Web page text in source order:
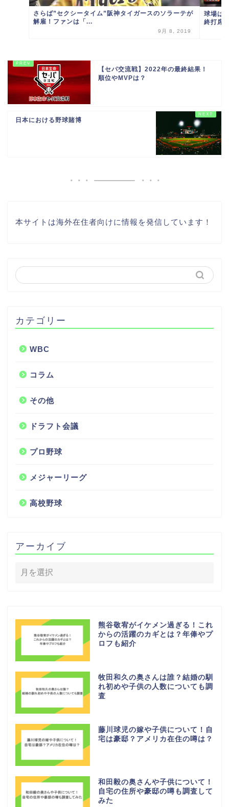
さらば”セクシータイム”阪神タイガースのソラーテが
解雇！ファンは「...
9月 8, 2019
球場は
終打席
【セパ交流戦】2022年の最終結果！
順位やMVPは？
日本における野球賭博
本サイトは海外在住者向けに情報を発信しています！
カテゴリー
WBC
コラム
その他
ドラフト会議
プロ野球
メジャーリーグ
高校野球
アーカイブ
熊谷敬宥がイケメン過ぎる！これ
からの活躍のカギとは？年俸やプ
ロフも紹介
牧田和久の奥さんは誰？結婚の馴
れ初めや子供の人数についても調
査
藤川球児の嫁や子供について！自
宅は豪邸？アメリカ在住の噂は？
和田毅の奥さんや子供について！
自宅の住所や豪邸の噂も調査して
みた